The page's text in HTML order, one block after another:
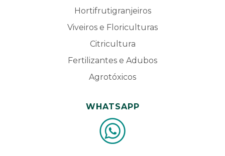
Hortifrutigranjeiros
Viveiros e Floriculturas
Citricultura
Fertilizantes e Adubos
Agrotóxicos
WHATSAPP